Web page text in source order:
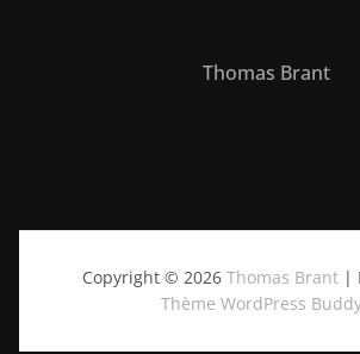
Thomas Brant
Copyright © 2026Thomas Brant |
Thème WordPress